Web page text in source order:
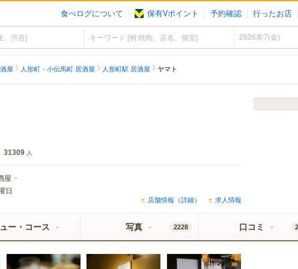
食べログについて 保有Vポイント 予約確認 行ったお店
屋 人形町・小伝馬町 居酒屋 人形町駅 居酒屋 ヤマト
31309 人
屋
日
店舗情報（詳細） 求人情報
ー・コース 写真 2228 口コミ